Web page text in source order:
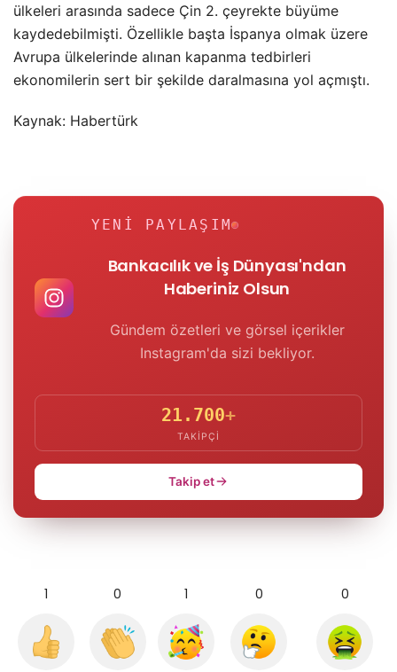
ülkeleri arasında sadece Çin 2. çeyrekte büyüme
kaydedebilmişti. Özellikle başta İspanya olmak üzere
Avrupa ülkelerinde alınan kapanma tedbirleri
ekonomilerin sert bir şekilde daralmasına yol açmıştı.
Kaynak: Habertürk
YENI PAYLAŞIM
Bankacılık ve İş Dünyası'ndan
Haberiniz Olsun
Gündem özetleri ve görsel içerikler
Instagram'da sizi bekliyor.
21.700+
TAKIPÇI
Takip et
1 0 1 0 0